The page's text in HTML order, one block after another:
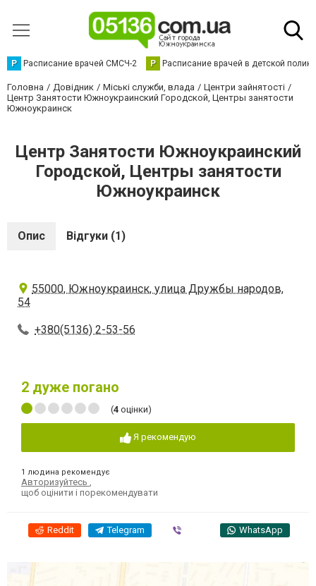
Р Расписание врачей СМСЧ-2 Р Расписание врачей в детской
Головна Довідник Міські служби, влада
Центри зайнятості
Центр Занятости Южноукраинский Городской, Центры занятости
Южноукраинск
Центр Занятости Южноукраинский
Городской, Центры занятости
Южноукраинск
Опис Відгуки (1)
55000, Южноукраинск, улица Дружбы народов,
54
+380(5136) 2-53-56
2 дуже погано
(4 оцінки)
Я рекомендую
1 людина рекомендує
Авторизуйтесь
щоб оцінити і порекомендувати
Reddit Telegram WhatsApp